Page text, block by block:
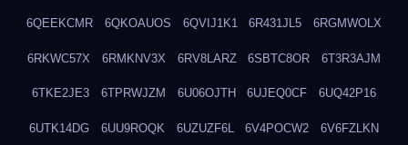
6QEEKCMR 6QKOAUOS 6QVIJ1K1 6R431JL5 6RGMWOLX
6RKWC57X 6RMKNV3X 6RV8LARZ 6SBTC8OR 6T3R3AJM
6TKE2JE3 6TPRWJZM 6U06OJTH 6UJEQ0CF 6UQ42P16
6UTK14DG 6UU9ROQK 6UZUZF6L 6V4POCW2 6V6FZLKN